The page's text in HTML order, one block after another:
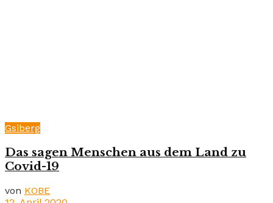
Gsiberg
Das sagen Menschen aus dem Land zu
Covid-19
von KOBE